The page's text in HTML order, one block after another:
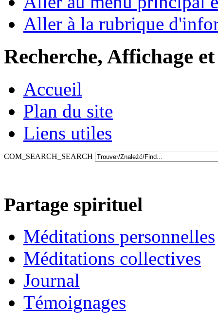
Aller à la rubrique
Recherche, Affichage
Accueil
Plan du site
Liens utiles
COM_SEARCH_SEARCH
Partage spirituel
Méditations personnelles
Méditations collectives
Journal
Témoignages